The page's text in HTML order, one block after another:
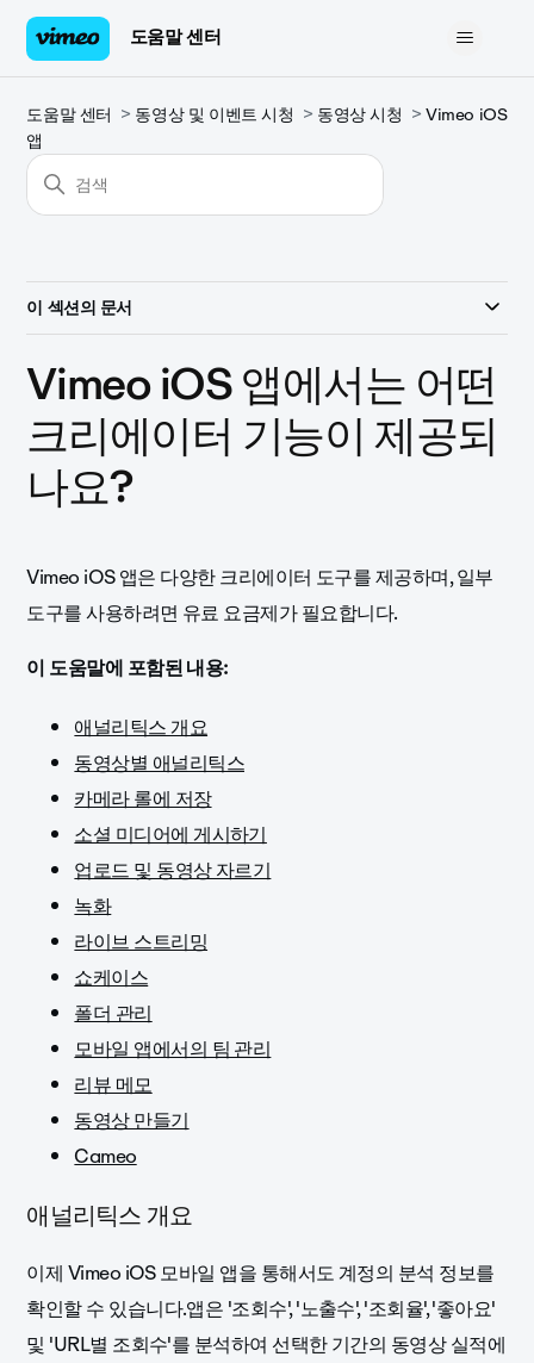
도움말 센터
도움말 센터 동영상 및 이벤트 시청 동영상 시청
Vimeo iOS
앱
이 섹션의 문서
Vimeo iOS 앱에서는 어떤
크리에이터 기능이 제공되
나요?
Vimeo iOS 앱은 다양한 크리에이터 도구를 제공하며, 일부
도구를 사용하려면 유료 요금제가 필요합니다.
이 도움말에 포함된 내용:
애널리틱스 개요
동영상별 애널리틱스
카메라 롤에 저장
소셜 미디어에 게시하기
업로드 및 동영상 자르기
녹화
라이브 스트리밍
쇼케이스
폴더 관리
모바일 앱에서의 팀 관리
리뷰 메모
동영상 만들기
Cameo
애널리틱스 개요
이제 Vimeo iOS 모바일 앱을 통해서도 계정의 분석 정보를
확인할 수 있습니다.앱은 '조회수', '노출수', '조회율', '좋아요'
및 'URL별 조회수'를 분석하여 선택한 기간의 동영상 실적에